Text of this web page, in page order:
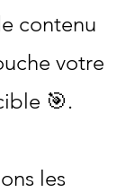
contenu
votre
🎯.
les